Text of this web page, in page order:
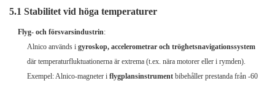
5.1 Stabilitet vid höga temperaturer
Flyg- och försvarsindustrin:
Alnico används i gyroskop, accelerometrar och tröghetsnavigationssystem
där temperaturfluktuationerna är extrema (t.ex. nära motorer eller i rymden).
Exempel: Alnico-magneter i flygplansinstrumentbibehåller prestanda från -60